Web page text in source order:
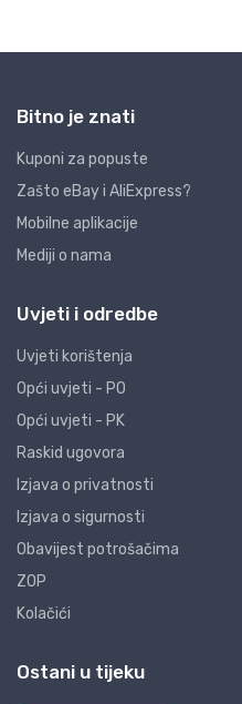
Bitno je znati
Kuponi za popuste
Zašto eBay i AliExpress?
Mobilne aplikacije
Mediji o nama
Uvjeti i odredbe
Uvjeti korištenja
Opći uvjeti - PO
Opći uvjeti - PK
Raskid ugovora
Izjava o privatnosti
Izjava o sigurnosti
Obavijest potrošačima
ZOP
Kolačići
Ostani u tijeku